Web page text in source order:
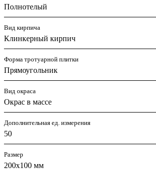
Полнотелый
Вид кирпича
Клинкерный кирпич
Форма тротуарной плитки
Прямоугольник
Вид окраса
Окрас в массе
Дополнительная ед. измерения
50
Размер
200х100 мм